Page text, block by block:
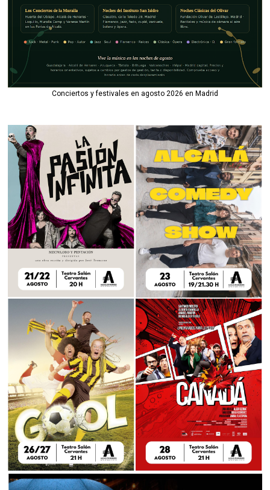
Conciertos y festivales en agosto 2026 en Madrid